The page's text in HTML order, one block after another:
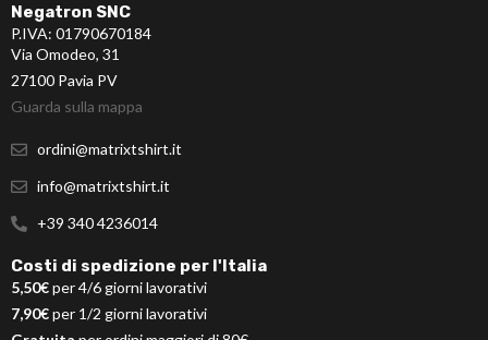
Negatron SNC
P.IVA: 01790670184
Via Omodeo, 31
27100 Pavia PV
Guarda sulla mappa
ordini@matrixtshirt.it
info@matrixtshirt.it
+39 340 4236014
Costi di spedizione per l'Italia
5,50€per 4/6 giorni lavorativi
7,90€per 1/2 giorni lavorativi